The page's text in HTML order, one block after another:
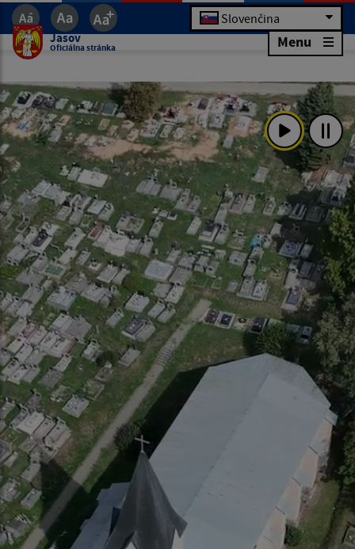
Slovenčina
Jasov
Oficiálna stránka Menu